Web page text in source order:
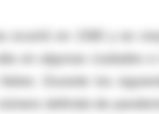
ocurrió en 1580 y se
en algunas ciudades
Durante los
definido de